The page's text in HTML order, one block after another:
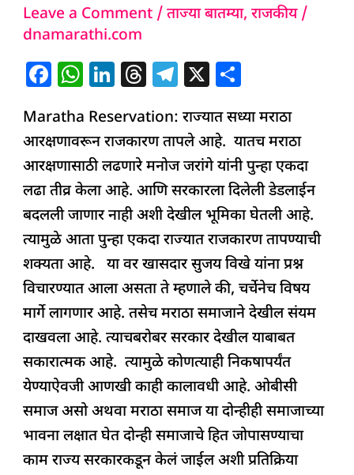
Leave a Comment /ताज्या बातम्या,राजकीय/
dnamarathi.com
F
c
e
b
o
o
k
W
at
s
A
p
p
Li
k
e
dI
n
T
re
a
d
s
T
e
g
ra
m
X
ar
e
Maratha Reservation: राज्यात सध्या मराठा
आरक्षणावरून राजकारण तापले आहे. यातच मराठा
आरक्षणासाठी लढणारे मनोज जरांगे यांनी पुन्हा एकदा
लढा तीव्र केला आहे. आणि सरकारला दिलेली डेडलाईन
बदलली जाणार नाही अशी देखील भूमिका घेतली आहे.
त्यामुळे आता पुन्हा एकदा राज्यात राजकारण तापण्याची
शक्यता आहे. या वर खासदार सुजय विखे यांना प्रश्न
विचारण्यात आला असता ते म्हणाले की, चर्चेनेच विषय
मार्गे लागणार आहे. तसेच मराठा समाजाने देखील संयम
दाखवला आहे. त्याचबरोबर सरकार देखील याबाबत
सकारात्मक आहे. त्यामुळे कोणत्याही निकषापर्यंत
येण्याऐवजी आणखी काही कालावधी आहे. ओबीसी
समाज असो अथवा मराठा समाज या दोन्हीही समाजाच्या
भावना लक्षात घेत दोन्ही समाजाचे हित जोपासण्याचा
काम राज्य सरकारकडून केलं जाईल अशी प्रतिक्रिया